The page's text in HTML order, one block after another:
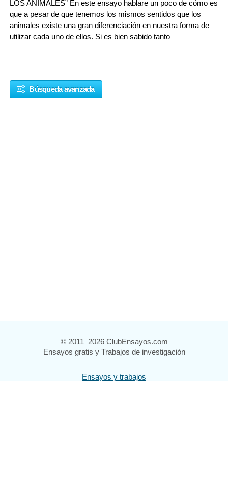
LOS ANIMALES” En este ensayo hablare un poco de cómo es
que a pesar de que tenemos los mismos sentidos que los
animales existe una gran diferenciación en nuestra forma de
utilizar cada uno de ellos. Si es bien sabido tanto
Búsqueda avanzada
© 2011–2026 ClubEnsayos.com
Ensayos gratis y Trabajos de investigación
Ensayos y trabajos